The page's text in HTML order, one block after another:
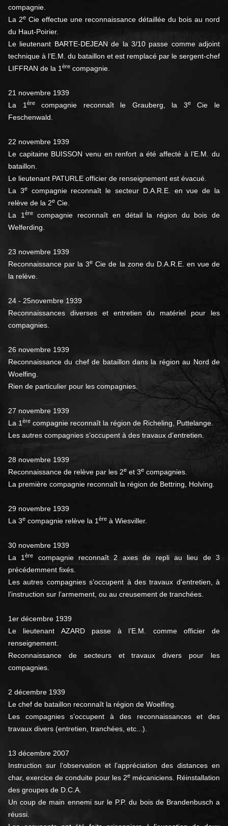
compagnie.
La 2e Cie effectue une reconnaissance détaillée du bois au nord
du Haut-Poirier.
Le lieutenant BARTE-DEJEAN de la 3/10 passe comme adjoint
technique à l’E.M. du bataillon et est remplacé par le sergent-chef
LIFFRAN de la 1 ère compagnie.
21 novembre 1939
La 1 èrecompagnie reconnaît le Grauberg, la 3eCie le
Feschenwald.
22 novembre 1939
Le capitaine BUISSON venu en renfort a été affecté à l’E.M. du
bataillon.
Le lieutenant PATURLE officier de renseignement est évacué.
La 3ecompagnie reconnaît le secteur D.A.R.E. en vue de la
relève de la 2e Cie.
La 1 èrecompagnie reconnaît en détail la région du bois de
Welferding.
23 novembre 1939
Reconnaissance par la 3e Cie de la zone du D.A.R.E. en vue de
la relève.
24 - 25novembre 1939
Reconnaissances diverses et entretien du matériel pour les
compagnies.
26 novembre 1939
Reconnaissance du chef de bataillon dans la région au Nord de
Woelfing.
Rien de particulier pour les compagnies.
27 novembre 1939
La 1 ère compagnie reconnaît la région de Richeling, Puttelange.
Les autres compagnies s’occupent à des travaux d’entretien.
28 novembre 1939
Reconnaissance de relève par les 2e et 3e compagnies.
La première compagnie reconnaît la région de Bettring, Holving.
29 novembre 1939
La 3e compagnie relève la 1 ère à Wiesviller.
30 novembre 1939
La 1ère
compagnie reconnaît 2 axes de repli au lieu de 3
précédemment fixés.
Les autres compagnies s’occupent à des travaux d’entretien, à
l’instruction sur l’armement, ou au creusement de tranchées.
1er décembre 1939
Le lieutenant AZARD passe à l’E.M. comme officier de
renseignement.
Reconnaissance de secteurs et travaux divers pour les
compagnies.
2 décembre 1939
Le chef de bataillon reconnaît la région de Woelfing.
Les compagnies s’occupent à des reconnaissances et des
travaux divers (entretien, tranchées, etc...).
13 décembre 2007
Instruction sur l’observation et l’appréciation des distances en
char, exercice de conduite pour les 2emécaniciens. Réinstallation
des groupes de D.C.A.
Un coup de main ennemi sur le P.P. du bois de Brandenbusch a
réussi.